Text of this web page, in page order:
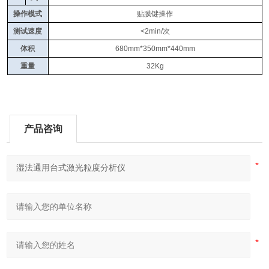
操作模式
贴膜键操作
测试速度 <2min/次
体积 680mm*350mm*440mm
重量 32Kg
产品咨询